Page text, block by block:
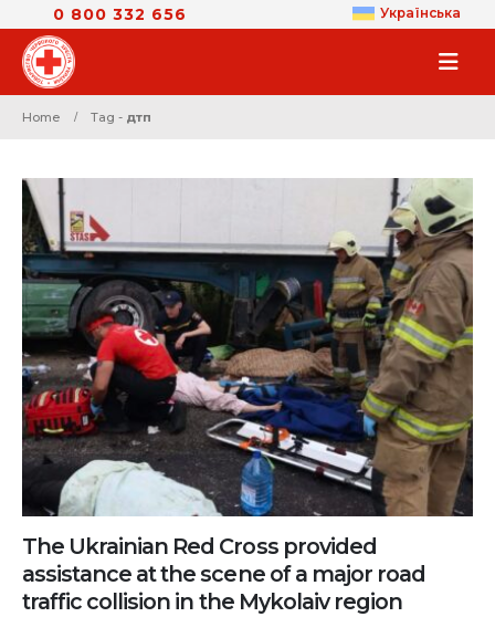
0 800 332 656 Українська
Home Tag - дтп
The Ukrainian Red Cross provided
assistance at the scene of a major road
traffic collision in the Mykolaiv region